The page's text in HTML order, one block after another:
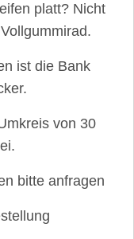
platt? Nicht
ist die Bank
von 30
bitte anfragen